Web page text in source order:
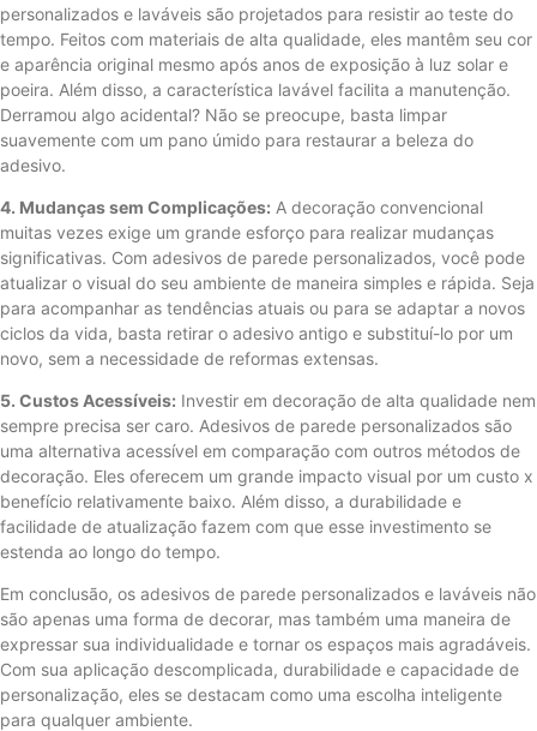
personalizados e laváveis ​​são projetados para resistir ao teste do
tempo. Feitos com materiais de alta qualidade, eles mantêm seu cor
e aparência original mesmo após anos de exposição à luz solar e
poeira. Além disso, a característica lavável facilita a manutenção.
Derramou algo acidental? Não se preocupe, basta limpar
suavemente com um pano úmido para restaurar a beleza do
adesivo.
4. Mudanças sem Complicações: A decoração convencional
muitas vezes exige um grande esforço para realizar mudanças
significativas. Com adesivos de parede personalizados, você pode
atualizar o visual do seu ambiente de maneira simples e rápida. Seja
para acompanhar as tendências atuais ou para se adaptar a novos
ciclos da vida, basta retirar o adesivo antigo e substituí-lo por um
novo, sem a necessidade de reformas extensas.
5. Custos Acessíveis: Investir em decoração de alta qualidade nem
sempre precisa ser caro. Adesivos de parede personalizados são
uma alternativa acessível em comparação com outros métodos de
decoração. Eles oferecem um grande impacto visual por um custo x
benefício relativamente baixo. Além disso, a durabilidade e
facilidade de atualização fazem com que esse investimento se
estenda ao longo do tempo.
Em conclusão, os adesivos de parede personalizados e laváveis ​​não
são apenas uma forma de decorar, mas também uma maneira de
expressar sua individualidade e tornar os espaços mais agradáveis.
Com sua aplicação descomplicada, durabilidade e capacidade de
personalização, eles se destacam como uma escolha inteligente
para qualquer ambiente.